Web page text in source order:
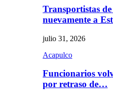
Transportistas
nuevamente a
julio 31, 2026
Acapulco
Funcionarios
por retraso de…